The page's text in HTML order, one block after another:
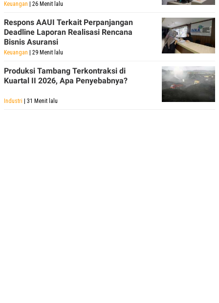
Keuangan | 26 Menit lalu
Respons AAUI Terkait Perpanjangan
Deadline Laporan Realisasi Rencana
Bisnis Asuransi
Keuangan | 29 Menit lalu
Produksi Tambang Terkontraksi di
Kuartal II 2026, Apa Penyebabnya?
Industri | 31 Menit lalu